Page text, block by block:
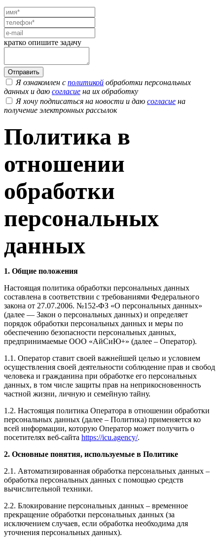
кратко опишите задачу
Я ознакомлен с политикой обработки персональных
данных и даю согласие на их обработку
Я хочу подписаться на новости и даю согласие на
получение электронных рассылок
Политика в
отношении
обработки
персональных
данных
1. Общие положения
Настоящая политика обработки персональных данных
составлена в соответствии с требованиями Федерального
закона от 27.07.2006. №152-ФЗ «О персональных данных»
(далее — Закон о персональных данных) и определяет
порядок обработки персональных данных и меры по
обеспечению безопасности персональных данных,
предпринимаемые ООО «АйСиЮ+» (далее – Оператор).
1.1. Оператор ставит своей важнейшей целью и условием
осуществления своей деятельности соблюдение прав и свобод
человека и гражданина при обработке его персональных
данных, в том числе защиты прав на неприкосновенность
частной жизни, личную и семейную тайну.
1.2. Настоящая политика Оператора в отношении обработки
персональных данных (далее – Политика) применяется ко
всей информации, которую Оператор может получить о
посетителях веб-сайта https://icu.agency/.
2. Основные понятия, используемые в Политике
2.1. Автоматизированная обработка персональных данных –
обработка персональных данных с помощью средств
вычислительной техники.
2.2. Блокирование персональных данных – временное
прекращение обработки персональных данных (за
исключением случаев, если обработка необходима для
уточнения персональных данных).